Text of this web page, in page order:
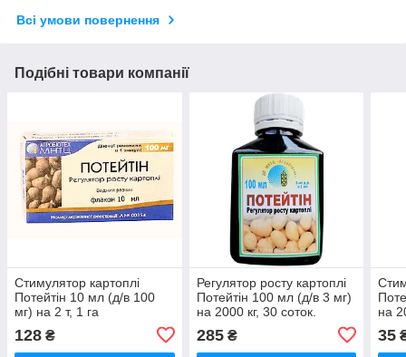
Всі умови повернення
Подібні товари компанії
Стимулятор картоплі
Потейтін 10 мл (д/в 100
мг) на 2 т, 1 га
128 ₴
Регулятор росту картоплі
Потейтін 100 мл (д/в 3 мг)
на 2000 кг, 30 соток.
285₴
на
35